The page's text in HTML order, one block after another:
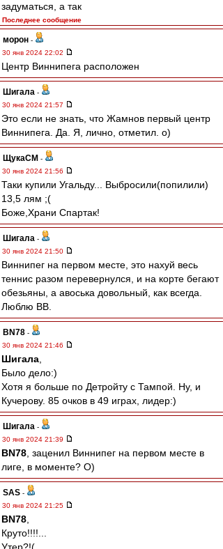
задуматься, а так
Последнее сообщение
морон -
30 янв 2024 22:02
Центр Виннипега расположен
Шигала -
30 янв 2024 21:57
Это если не знать, что Жамнов первый центр
Виннипега. Да. Я, лично, отметил. о)
ЩукаСМ -
30 янв 2024 21:56
Таки купили Угальду... Выбросили(попилили)
13,5 лям ;(
Боже,Храни Спартак!
Шигала -
30 янв 2024 21:50
Виннипег на первом месте, это нахуй весь
теннис разом перевернулся, и на корте бегают
обезьяны, а авоська довольный, как всегда.
Люблю ВВ.
BN78 -
30 янв 2024 21:46
Шигала
Было дело:)
Хотя я больше по Детройту с Тампой. Ну, и
Кучерову. 85 очков в 49 играх, лидер:)
Шигала -
30 янв 2024 21:39
BN78 , заценил Виннипег на первом месте в
лиге, в моменте? О)
SAS -
30 янв 2024 21:25
BN78
Круто!!!!...